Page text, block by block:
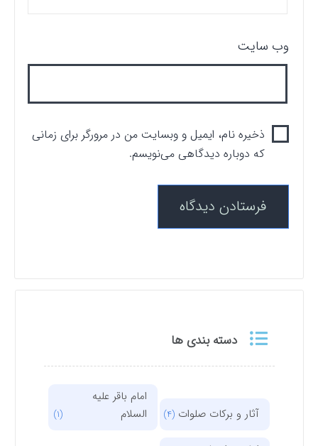
دسته بندی ها
آثار و برکات صلوات(4)
امام باقر علیه
السلام
وب‌ سایت
ذخیره نام، ایمیل و وبسایت من در مرورگر برای زمانی
که دوباره دیدگاهی می‌نویسم.